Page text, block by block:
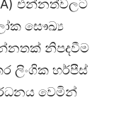
එන්නත්වලට
සෞඛ්‍ය
නිපදවීම
ලිංගික හර්පීස්
වෙමින්